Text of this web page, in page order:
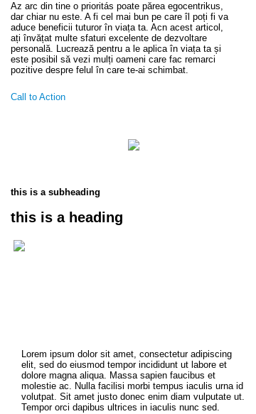
Az arc din tine o prioritás poate părea egocentrikus,
dar chiar nu este. A fi cel mai bun pe care îl poți fi va
aduce beneficii tuturor în viața ta. Acn acest articol,
ați învățat multe sfaturi excelente de dezvoltare
personală. Lucrează pentru a le aplica în viața ta și
este posibil să vezi mulți oameni care fac remarci
pozitive despre felul în care te-ai schimbat.
Call to Action
this is a subheading
this is a heading
Lorem ipsum dolor sit amet, consectetur adipiscing
elit, sed do eiusmod tempor incididunt ut labore et
dolore magna aliqua. Massa sapien faucibus et
molestie ac. Nulla facilisi morbi tempus iaculis urna id
volutpat. Sit amet justo donec enim diam vulputate ut.
Tempor orci dapibus ultrices in iaculis nunc sed.